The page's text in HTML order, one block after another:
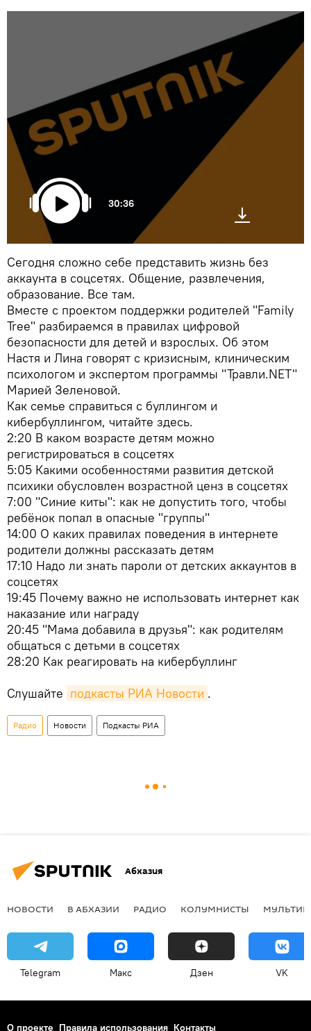
30:36
Сегодня сложно себе представить жизнь без
аккаунта в соцсетях. Общение, развлечения,
образование. Все там.
Вместе с проектом поддержки родителей "Family
Tree" разбираемся в правилах цифровой
безопасности для детей и взрослых. Об этом
Настя и Лина говорят с кризисным, клиническим
психологом и экспертом программы "Травли.NET"
Марией Зеленовой.
Как семье справиться с буллингом и
кибербуллингом, читайте здесь.
2:20 В каком возрасте детям можно
регистрироваться в соцсетях
5:05 Какими особенностями развития детской
психики обусловлен возрастной ценз в соцсетях
7:00 "Синие киты": как не допустить того, чтобы
ребёнок попал в опасные "группы"
14:00 О каких правилах поведения в интернете
родители должны рассказать детям
17:10 Надо ли знать пароли от детских аккаунтов в
соцсетях
19:45 Почему важно не использовать интернет как
наказание или награду
20:45 "Мама добавила в друзья": как родителям
общаться с детьми в соцсетях
28:20 Как реагировать на кибербуллинг
Слушайте подкасты РИА Новости .
Радио Новости Подкасты РИА
Абхазия
НОВОСТИ В АБХАЗИИ РАДИО КОЛУМНИСТЫ
Telegram Макс Дзен VK
О проекте Правила использования Контакты